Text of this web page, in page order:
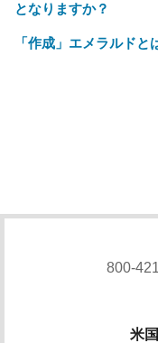
となりますか？
「作成」エメラルド
800-
米